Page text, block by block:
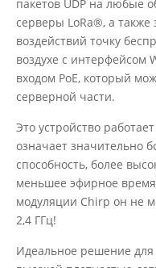
пакетов UDP на любые
серверы LoRa®, а
воздействий точку
воздухе с интерфейсом
входом PoE, который
серверной части.
Это устройство
означает значительно
способность, более
меньшее эфирное
модуляции Chirp он не
2,4 ГГц!
Идеальное решение